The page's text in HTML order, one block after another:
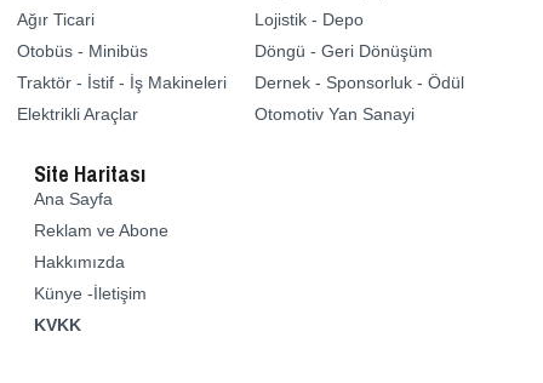
Ağır Ticari
Otobüs - Minibüs
Traktör - İstif - İş Makineleri
Elektrikli Araçlar
Lojistik - Depo
Döngü - Geri Dönüşüm
Dernek - Sponsorluk - Ödül
Otomotiv Yan Sanayi
Site Haritası
Ana Sayfa
Reklam ve Abone
Hakkımızda
Künye -İletişim
KVKK